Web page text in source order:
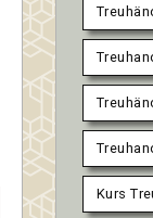
Kurs